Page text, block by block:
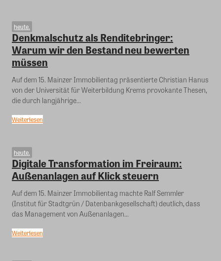
heute.
Denkmalschutz als Renditebringer:
Warum wir den Bestand neu bewerten
müssen
Auf dem 15. Mainzer Immobilientag präsentierte Christian Hanus
von der Universität für Weiterbildung Krems provokante Thesen,
die durch langjährige...
Weiterlesen
heute.
Digitale Transformation im Freiraum:
Außenanlagen auf Klick steuern
Auf dem 15. Mainzer Immobilientag machte Ralf Semmler
(Institut für Stadtgrün / Datenbankgesellschaft) deutlich, dass
das Management von Außenanlagen...
Weiterlesen